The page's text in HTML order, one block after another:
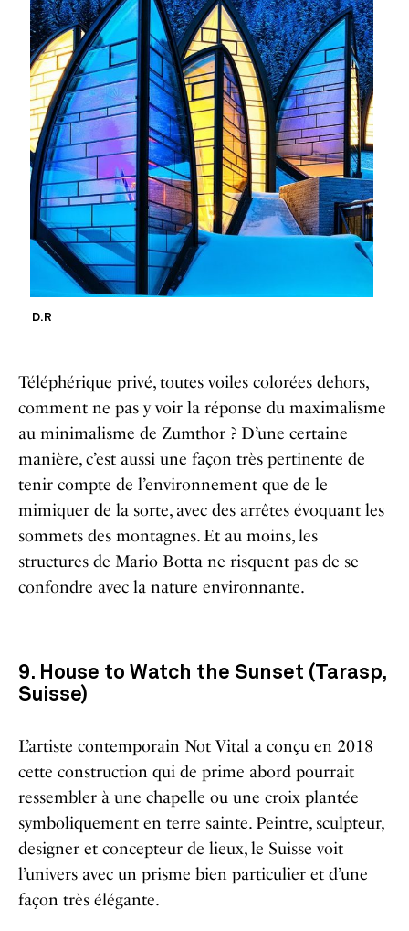
D.R
Téléphérique privé, toutes voiles colorées dehors,
comment ne pas y voir la réponse du maximalisme
au minimalisme de Zumthor ? D’une certaine
manière, c’est aussi une façon très pertinente de
tenir compte de l’environnement que de le
mimiquer de la sorte, avec des arrêtes évoquant les
sommets des montagnes. Et au moins, les
structures de Mario Botta ne risquent pas de se
confondre avec la nature environnante.
9. House to Watch the Sunset (Tarasp,
Suisse)
L’artiste contemporain Not Vital a conçu en 2018
cette construction qui de prime abord pourrait
ressembler à une chapelle ou une croix plantée
symboliquement en terre sainte. Peintre, sculpteur,
designer et concepteur de lieux, le Suisse voit
l’univers avec un prisme bien particulier et d’une
façon très élégante.